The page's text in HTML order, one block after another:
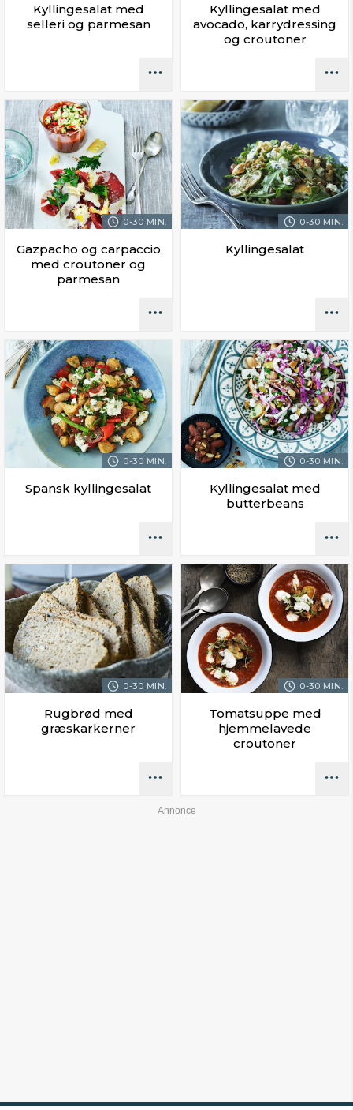
Kyllingesalat med
selleri og parmesan
Kyllingesalat med
avocado, karrydressing
og croutoner
0-30 MIN.
Gazpacho og carpaccio
med croutoner og
parmesan
0-30 MIN.
Kyllingesalat
0-30 MIN.
Spansk kyllingesalat
0-30 MIN.
Kyllingesalat med
butterbeans
0-30 MIN.
Rugbrød med
græskarkerner
0-30 MIN.
Tomatsuppe med
hjemmelavede
croutoner